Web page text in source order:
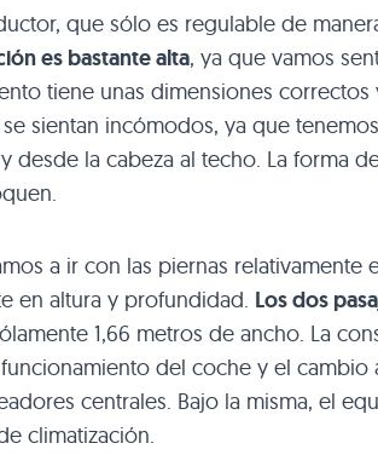
que sólo es regulable de
es bastante alta, ya que vamos
tiene unas dimensiones correctos
sientan incómodos, ya que
desde la cabeza al techo. La forma
a ir con las piernas relativamente
en altura y profundidad. Los dos
1,66 metros de ancho. La
del coche y el cambio
centrales. Bajo la misma, el
climatización.